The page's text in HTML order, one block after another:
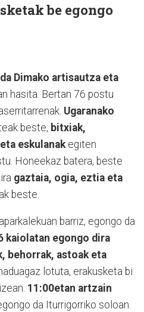
be egongo
Dimako artisautza eta
hasita. Bertan 76 postu
Ugaranako
beste, bitxiak,
eskulanak egiten
Honeekaz batera, beste
gaztaia, ogia, eztia eta
beste.
barriz, egongo da
kaiolatan egongo dira
behorrak, astoak eta
lotuta, erakusketa bi
11:00etan artzain
da Iturrigorriko soloan.